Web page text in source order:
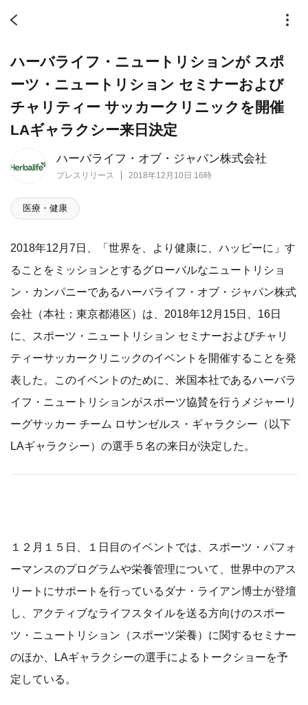
ハーバライフ・オブ・ジャパン株式会社
プレスリリース 2018年12月10日 16時
ハーバライフ・ニュートリションが スポ
ーツ・ニュートリション セミナーおよび
チャリティー サッカークリニックを開催
LAギャラクシー来日決定
医療・健康
2018年12月7日、「世界を、より健康に、ハッピーに」す
ることをミッションとするグローバルなニュートリショ
ン・カンパニーであるハーバライフ・オブ・ジャパン株式
会社（本社：東京都港区）は、2018年12月15日、16日
に、スポーツ・ニュートリション セミナーおよびチャリ
ティーサッカークリニックのイベントを開催することを発
表した。このイベントのために、米国本社であるハーバラ
イフ・ニュートリションがスポーツ協賛を行うメジャーリ
ーグサッカー チーム ロサンゼルス・ギャラクシー（以下
LAギャラクシー）の選手５名の来日が決定した。
１２月１５日、１日目のイベントでは、スポーツ・パフォ
ーマンスのプログラムや栄養管理について、世界中のアス
リートにサポートを行っているダナ・ライアン博士が登壇
し、アクティブなライフスタイルを送る方向けのスポー
ツ・ニュートリション（スポーツ栄養）に関するセミナー
のほか、LAギャラクシーの選手によるトークショーを予
定している。